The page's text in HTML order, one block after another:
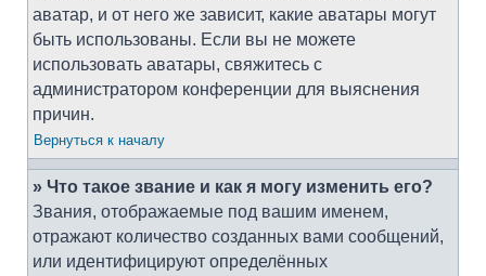
аватар, и от него же зависит, какие аватары могут
быть использованы. Если вы не можете
использовать аватары, свяжитесь с
администратором конференции для выяснения
причин.
Вернуться к началу
» Что такое звание и как я могу изменить его?
Звания, отображаемые под вашим именем,
отражают количество созданных вами сообщений,
или идентифицируют определённых